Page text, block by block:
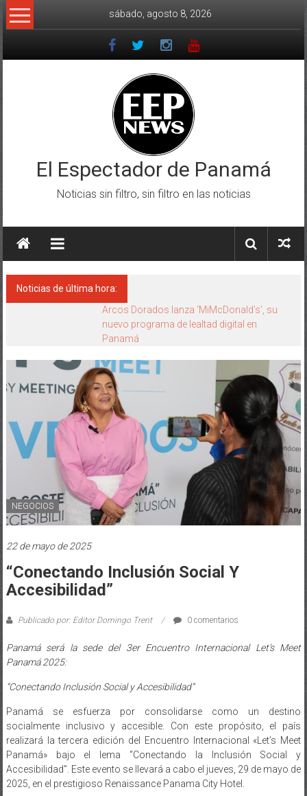
Saltar
al
sábado, agosto 8, 2026
El Espectador de Panamá
Noticias sin filtro, sin filtro en las noticias
Noticias de última hora:
HEINEKEN PANAMÁ Y CINÉPOLIS
TRANSFORMAN LA FORMA DE VIVIR EL
CINE
NEGOCIOS
22 de mayo de 2025
“Conectando Inclusión Social Y
Accesibilidad”
Publicado por: Editor Domingo Trent 0 comentarios
Panamá será la sede del 3er Encuentro Internacional Let’s Meet
Panamá 2025:
“Conectando Inclusión Social y Accesibilidad”
Panamá se esfuerza por consolidarse como un destino
socialmente inclusivo y accesible. Con este propósito, el país
realizará la tercera edición del Encuentro Internacional «Let’s Meet
Panamá» bajo el lema “Conectando la Inclusión Social y
Accesibilidad”. Este evento se llevará a cabo el jueves, 29 de mayo de
2025, en el prestigioso Renaissance Panama City Hotel.